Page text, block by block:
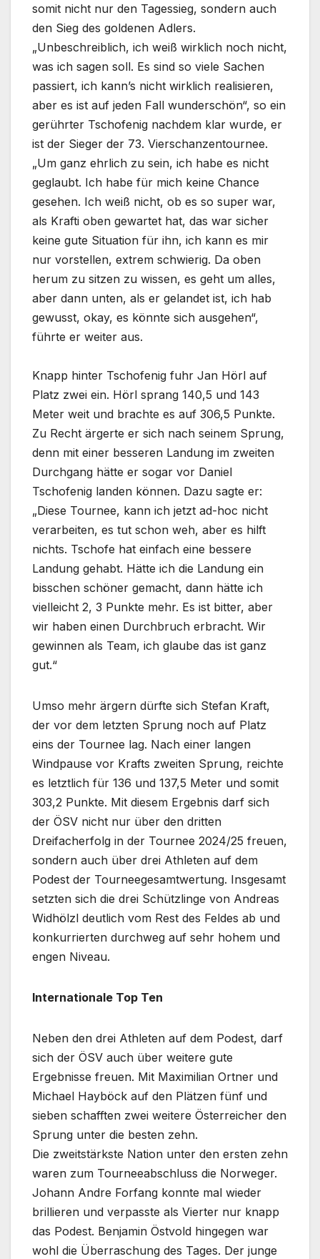
somit nicht nur den Tagessieg, sondern auch
den Sieg des goldenen Adlers.
„Unbeschreiblich, ich weiß wirklich noch nicht,
was ich sagen soll. Es sind so viele Sachen
passiert, ich kann’s nicht wirklich realisieren,
aber es ist auf jeden Fall wunderschön“, so ein
gerührter Tschofenig nachdem klar wurde, er
ist der Sieger der 73. Vierschanzentournee.
„Um ganz ehrlich zu sein, ich habe es nicht
geglaubt. Ich habe für mich keine Chance
gesehen. Ich weiß nicht, ob es so super war,
als Krafti oben gewartet hat, das war sicher
keine gute Situation für ihn, ich kann es mir
nur vorstellen, extrem schwierig. Da oben
herum zu sitzen zu wissen, es geht um alles,
aber dann unten, als er gelandet ist, ich hab
gewusst, okay, es könnte sich ausgehen“,
führte er weiter aus.
Knapp hinter Tschofenig fuhr Jan Hörl auf
Platz zwei ein. Hörl sprang 140,5 und 143
Meter weit und brachte es auf 306,5 Punkte.
Zu Recht ärgerte er sich nach seinem Sprung,
denn mit einer besseren Landung im zweiten
Durchgang hätte er sogar vor Daniel
Tschofenig landen können. Dazu sagte er:
„Diese Tournee, kann ich jetzt ad-hoc nicht
verarbeiten, es tut schon weh, aber es hilft
nichts. Tschofe hat einfach eine bessere
Landung gehabt. Hätte ich die Landung ein
bisschen schöner gemacht, dann hätte ich
vielleicht 2, 3 Punkte mehr. Es ist bitter, aber
wir haben einen Durchbruch erbracht. Wir
gewinnen als Team, ich glaube das ist ganz
gut.“
Umso mehr ärgern dürfte sich Stefan Kraft,
der vor dem letzten Sprung noch auf Platz
eins der Tournee lag. Nach einer langen
Windpause vor Krafts zweiten Sprung, reichte
es letztlich für 136 und 137,5 Meter und somit
303,2 Punkte. Mit diesem Ergebnis darf sich
der ÖSV nicht nur über den dritten
Dreifacherfolg in der Tournee 2024/25 freuen,
sondern auch über drei Athleten auf dem
Podest der Tourneegesamtwertung. Insgesamt
setzten sich die drei Schützlinge von Andreas
Widhölzl deutlich vom Rest des Feldes ab und
konkurrierten durchweg auf sehr hohem und
engen Niveau.
Internationale Top Ten
Neben den drei Athleten auf dem Podest, darf
sich der ÖSV auch über weitere gute
Ergebnisse freuen. Mit Maximilian Ortner und
Michael Hayböck auf den Plätzen fünf und
sieben schafften zwei weitere Österreicher den
Sprung unter die besten zehn.
Die zweitstärkste Nation unter den ersten zehn
waren zum Tourneeabschluss die Norweger.
Johann Andre Forfang konnte mal wieder
brillieren und verpasste als Vierter nur knapp
das Podest. Benjamin Östvold hingegen war
wohl die Überraschung des Tages. Der junge